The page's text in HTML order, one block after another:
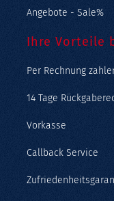
Angebote - Sale%
Ihre Vorteile
Per Rechnung
14 Tage
Vorkasse
Callback Service